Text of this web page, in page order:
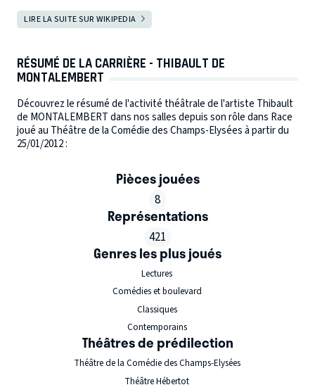
LIRE LA SUITE SUR WIKIPEDIA
RÉSUMÉ DE LA CARRIÈRE - THIBAULT DE
MONTALEMBERT
Découvrez le résumé de l'activité théâtrale de l'artiste Thibault
de MONTALEMBERT dans nos salles depuis son rôle dans Race
joué au Théâtre de la Comédie des Champs-Elysées à partir du
25/01/2012 :
Pièces jouées
8
Représentations
421
Genres les plus joués
Lectures
Comédies et boulevard
Classiques
Contemporains
Théâtres de prédilection
Théâtre de la Comédie des Champs-Elysées
Théâtre Hébertot